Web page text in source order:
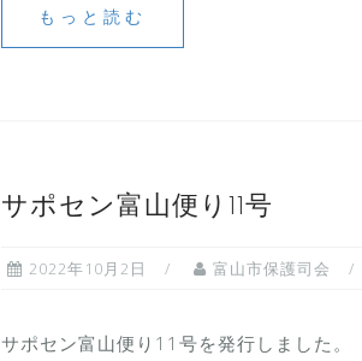
もっと読む
サポセン富山便り11号
2022年10月2日 富山市保護司会
サポセン富山便り11号を発行しました。